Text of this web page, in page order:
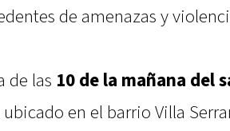
de amenazas y
de las 10 de la mañana del
en el barrio Villa